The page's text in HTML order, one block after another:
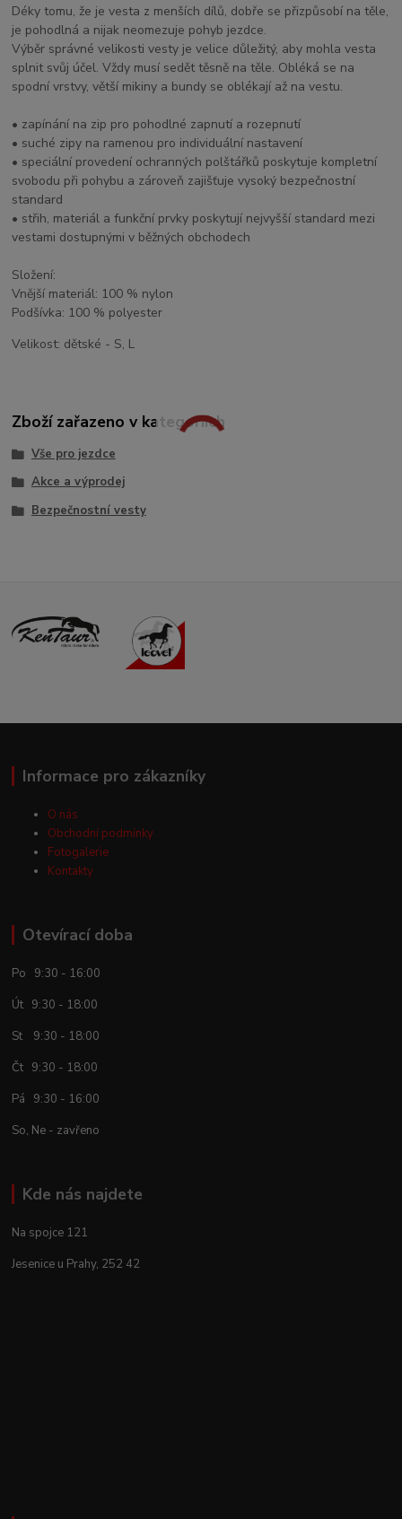
Déky tomu, že je vesta z menších dílů, dobře se přizpůsobí na těle,
je pohodlná a nijak neomezuje pohyb jezdce.
Výběr správné velikosti vesty je velice důležitý, aby mohla vesta
splnit svůj účel. Vždy musí sedět těsně na těle. Obléká se na
spodní vrstvy, větší mikiny a bundy se oblékají až na vestu.
• zapínání na zip pro pohodlné zapnutí a rozepnutí
• suché zipy na ramenou pro individuální nastavení
• speciální provedení ochranných polštářků poskytuje kompletní
svobodu při pohybu a zároveň zajišťuje vysoký bezpečnostní
standard
• střih, materiál a funkční prvky poskytují nejvyšší standard mezi
vestami dostupnými v běžných obchodech
Složení:
Vnější materiál: 100 % nylon
Podšívka: 100 % polyester
Velikost: dětské - S, L
Zboží zařazeno v kategoriích
Vše pro jezdce
Akce a výprodej
Bezpečnostní vesty
Informace pro zákazníky
O nás
Obchodní podmínky
Fotogalerie
Kontakty
Otevírací doba
Po 9:30 - 16:00
Út 9:30 - 18:00
St 9:30 - 18:00
Čt 9:30 - 18:00
Pá 9:30 - 16:00
So, Ne - zavřeno
Kde nás najdete
Na spojce 121
Jesenice u Prahy, 252 42